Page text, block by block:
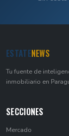
ESTATENEWS
Tu fuente de
inmobiliario en
SECCIONES
Mercado